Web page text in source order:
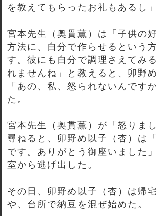
を教えてもらったお礼もあるし
宮本先生（奥貫薫）は「子供の
方法に、自分で作らせるという
す。彼にも自分で調理さえてみ
れませんね」と教えると、卯野
「あの、私、怒られないんです
た。
宮本先生（奥貫薫）が「怒りま
尋ねると、卯野め以子（杏）は
です。ありがとう御座いました
室から逃げ出した。
その日、卯野め以子（杏）は帰
や、台所で納豆を混ぜ始めた。